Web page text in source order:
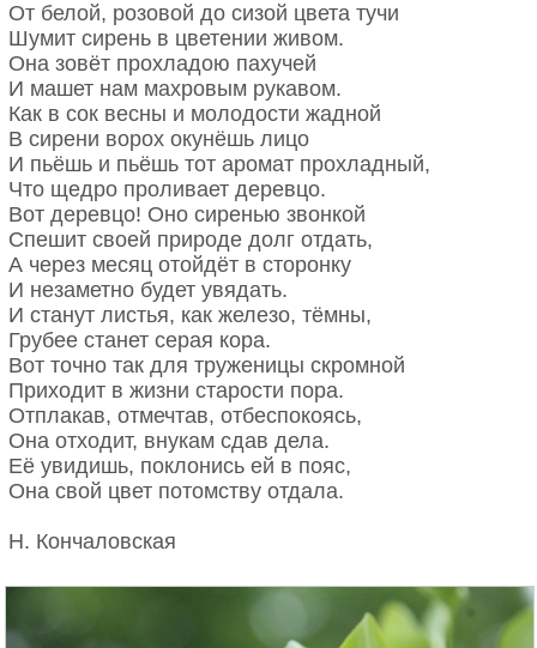
От белой, розовой до сизой цвета тучи
Шумит сирень в цветении живом.
Она зовёт прохладою пахучей
И машет нам махровым рукавом.
Как в сок весны и молодости жадной
В сирени ворох окунёшь лицо
И пьёшь и пьёшь тот аромат прохладный,
Что щедро проливает деревцо.
Вот деревцо! Оно сиренью звонкой
Спешит своей природе долг отдать,
А через месяц отойдёт в сторонку
И незаметно будет увядать.
И станут листья, как железо, тёмны,
Грубее станет серая кора.
Вот точно так для труженицы скромной
Приходит в жизни старости пора.
Отплакав, отмечтав, отбеспокоясь,
Она отходит, внукам сдав дела.
Её увидишь, поклонись ей в пояс,
Она свой цвет потомству отдала.
Н. Кончаловская